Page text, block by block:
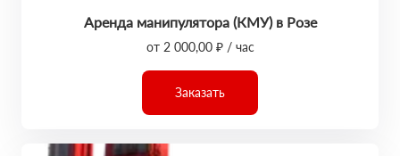
Аренда манипулятора (КМУ) в Розе
от 2 000,00 ₽ / час
Заказать